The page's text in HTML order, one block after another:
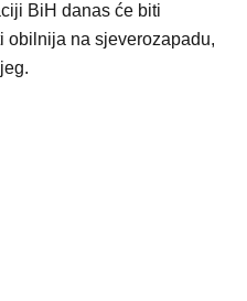
BiH danas će biti
obilnija na sjeverozapadu,